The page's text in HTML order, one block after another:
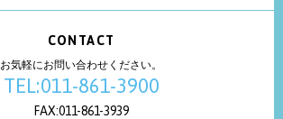
CONTACT
お気軽にお問い合わせください。
TEL:011-861-3900
FAX:011-861-3939